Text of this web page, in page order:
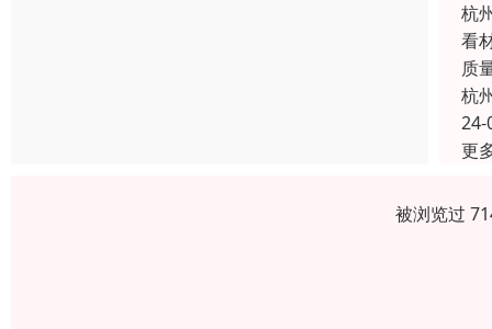
杭
看
质
杭
24-
更
被浏览过